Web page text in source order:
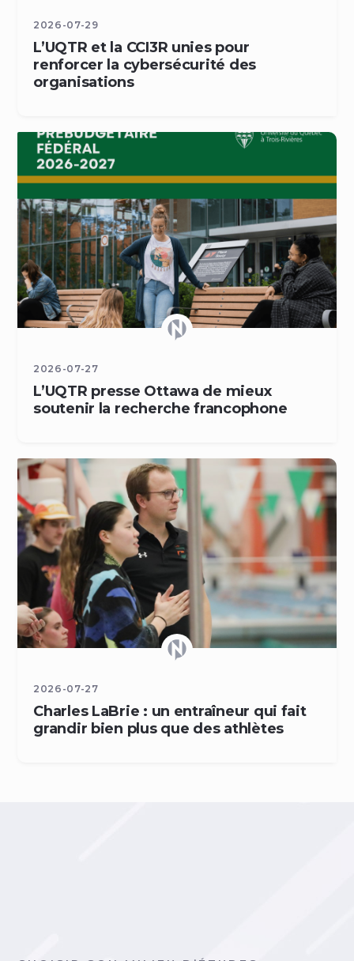
2026-07-29
L’UQTR et la CCI3R unies pour
renforcer la cybersécurité des
organisations
2026-07-27
L’UQTR presse Ottawa de mieux
soutenir la recherche francophone
2026-07-27
Charles LaBrie : un entraîneur qui fait
grandir bien plus que des athlètes